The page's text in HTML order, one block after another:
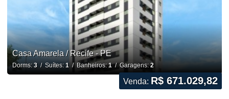
Casa Amarela / Recife - PE
Dorms: 3/ Suítes: 1/ Banheiros:1/ Garagens:2
Venda: R$ 671.029,82